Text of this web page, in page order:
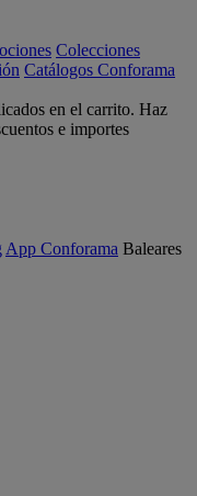
Colecciones
Catálogos Conforama
en el carrito. Haz
e importes
App Conforama Baleares